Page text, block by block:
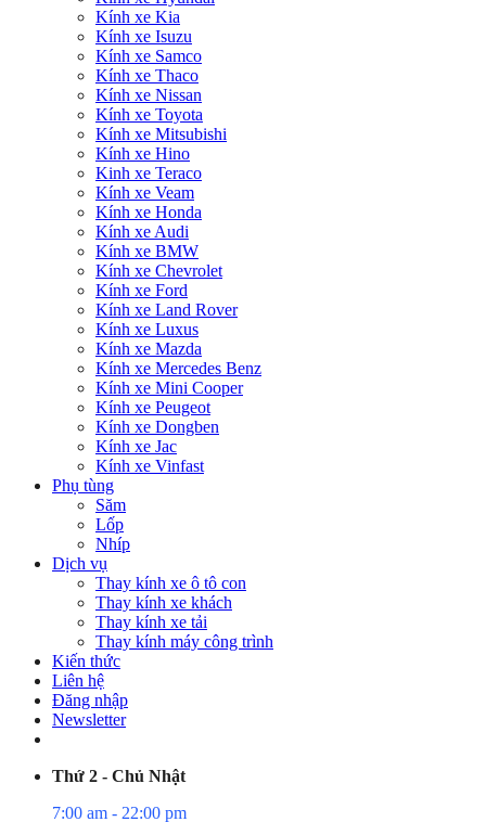
Kính xe Kia
Kính xe Isuzu
Kính xe Samco
Kính xe Thaco
Kính xe Nissan
Kính xe Toyota
Kính xe Mitsubishi
Kính xe Hino
Kinh xe Teraco
Kính xe Veam
Kính xe Honda
Kính xe Audi
Kính xe BMW
Kính xe Chevrolet
Kính xe Ford
Kính xe Land Rover
Kính xe Luxus
Kính xe Mazda
Kính xe Mercedes Benz
Kính xe Mini Cooper
Kính xe Peugeot
Kính xe Dongben
Kính xe Jac
Kính xe Vinfast
Phụ tùng
Săm
Lốp
Nhíp
Dịch vụ
Thay kính xe ô tô con
Thay kính xe khách
Thay kính xe tải
Thay kính máy công trình
Kiến thức
Liên hệ
Đăng nhập
Newsletter
Thứ 2 - Chủ Nhật
7:00 am - 22:00 pm